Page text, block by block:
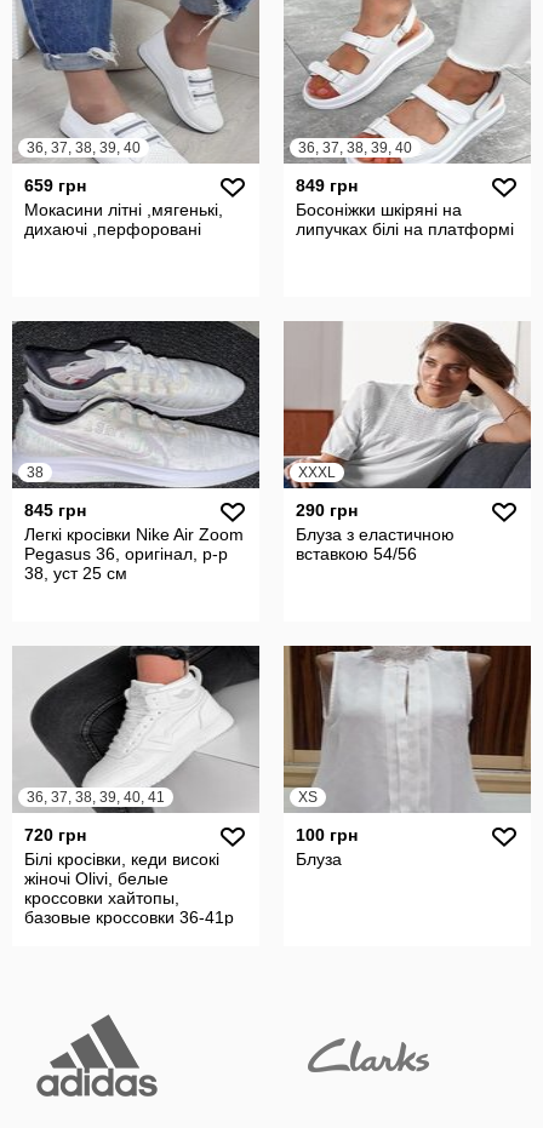
36, 37, 38, 39, 40
659 грн
Мокасини літні ,мягенькі,
дихаючі ,перфоровані
36, 37, 38, 39, 40
849 грн
Босоніжки шкіряні на
липучках білі на платформі
38
845 грн
Легкі кросівки Nike Air Zoom
Pegasus 36, оригінал, р-р
38, уст 25 см
XXXL
290 грн
Блуза з еластичною
вставкою 54/56
36, 37, 38, 39, 40, 41
720 грн
Білі кросівки, кеди високі
жіночі Olivi, белые
кроссовки хайтопы,
базовые кроссовки 36-41р
XS
100 грн
Блуза